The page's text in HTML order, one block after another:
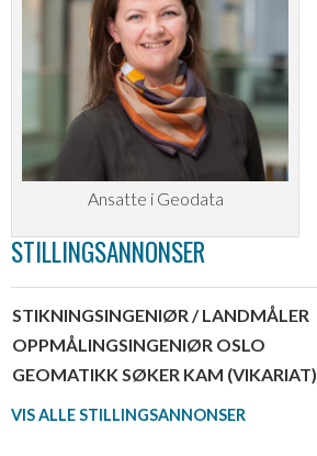
Ansatte i Geodata
STILLINGSANNONSER
STIKNINGSINGENIØR / LANDMÅLER
OPPMÅLINGSINGENIØR OSLO
GEOMATIKK SØKER KAM (VIKARIAT)
VIS ALLE STILLINGSANNONSER